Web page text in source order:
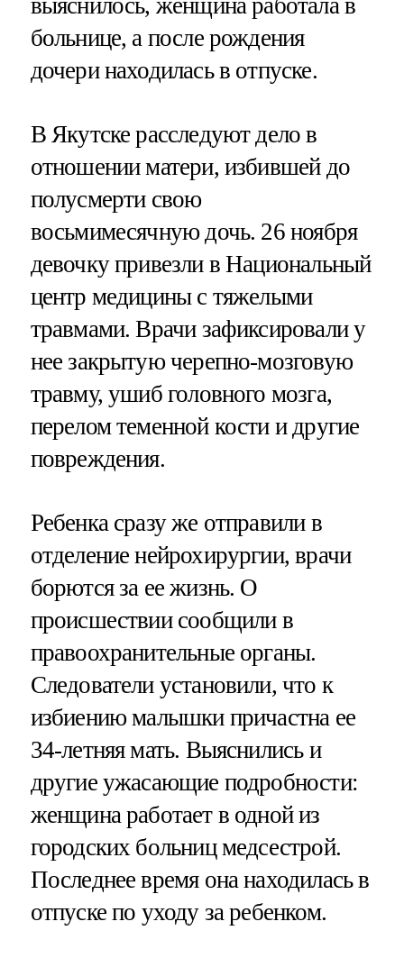
выяснилось, женщина работала в
больнице, а после рождения
дочери находилась в отпуске.
В Якутске расследуют дело в
отношении матери, избившей до
полусмерти свою
восьмимесячную дочь. 26 ноября
девочку привезли в Национальный
центр медицины с тяжелыми
травмами. Врачи зафиксировали у
нее закрытую черепно-мозговую
травму, ушиб головного мозга,
перелом теменной кости и другие
повреждения.
Ребенка сразу же отправили в
отделение нейрохирургии, врачи
борются за ее жизнь. О
происшествии сообщили в
правоохранительные органы.
Следователи установили, что к
избиению малышки причастна ее
34-летняя мать. Выяснились и
другие ужасающие подробности:
женщина работает в одной из
городских больниц медсестрой.
Последнее время она находилась в
отпуске по уходу за ребенком.